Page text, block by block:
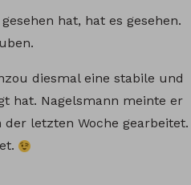
hat, hat es gesehen.
diesmal eine stabile und
hat. Nagelsmann meinte er
letzten Woche gearbeitet.